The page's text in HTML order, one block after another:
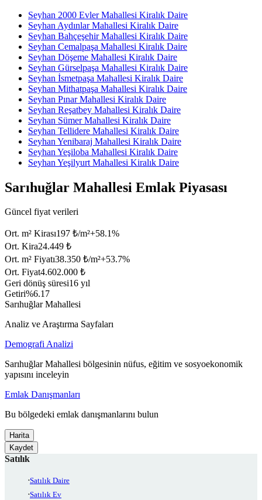
Seyhan 2000 Evler Mahallesi Kiralık Daire
Seyhan Aydınlar Mahallesi Kiralık Daire
Seyhan Bahçeşehir Mahallesi Kiralık Daire
Seyhan Cemalpaşa Mahallesi Kiralık Daire
Seyhan Döşeme Mahallesi Kiralık Daire
Seyhan Gürselpaşa Mahallesi Kiralık Daire
Seyhan İsmetpaşa Mahallesi Kiralık Daire
Seyhan Mithatpaşa Mahallesi Kiralık Daire
Seyhan Pınar Mahallesi Kiralık Daire
Seyhan Reşatbey Mahallesi Kiralık Daire
Seyhan Sümer Mahallesi Kiralık Daire
Seyhan Tellidere Mahallesi Kiralık Daire
Seyhan Yenibaraj Mahallesi Kiralık Daire
Seyhan Yeşiloba Mahallesi Kiralık Daire
Seyhan Yeşilyurt Mahallesi Kiralık Daire
Sarıhuğlar Mahallesi Emlak Piyasası
Güncel fiyat verileri
Ort. m² Kirası197 ₺/m²+58.1%
Ort. Kira24.449 ₺
Ort. m² Fiyatı38.350 ₺/m²+53.7%
Ort. Fiyat4.602.000 ₺
Geri dönüş süresi16 yıl
Getiri%6.17
Sarıhuğlar Mahallesi
Analiz ve Araştırma Sayfaları
Demografi Analizi
Sarıhuğlar Mahallesi bölgesinin nüfus, eğitim ve sosyoekonomik
yapısını inceleyin
Emlak Danışmanları
Bu bölgedeki emlak danışmanlarını bulun
Harita
Kaydet
Satılık
Satılık Daire
Satılık Ev